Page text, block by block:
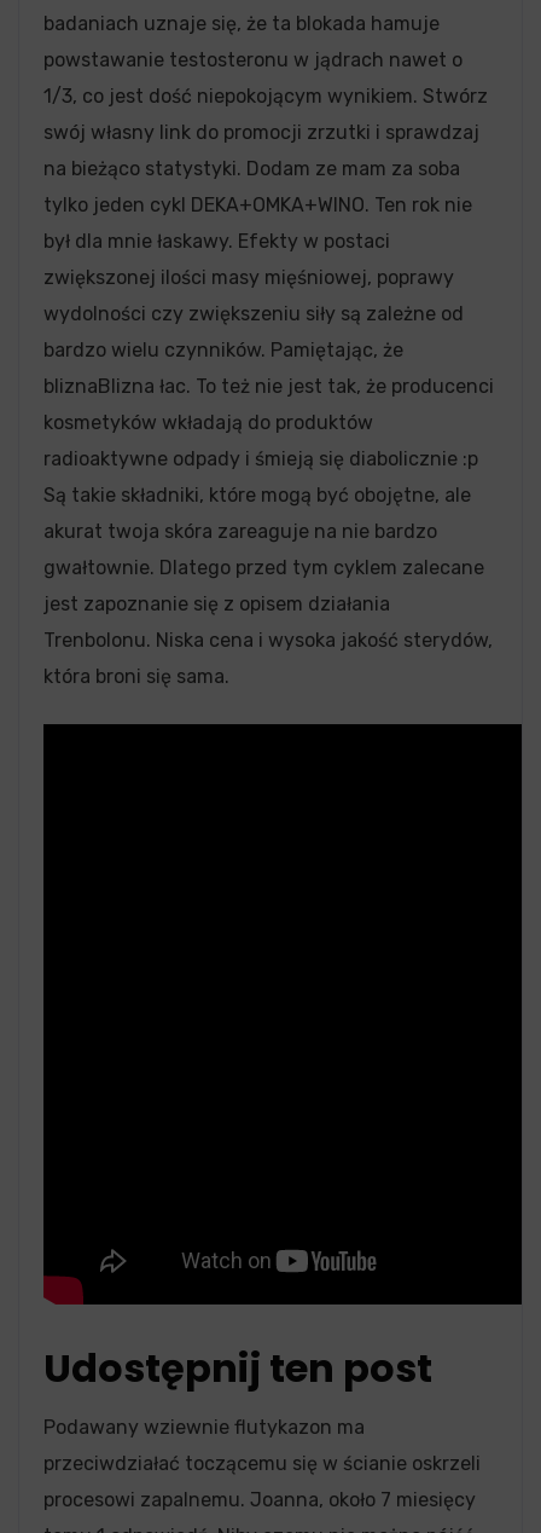
badaniach uznaje się, że ta blokada hamuje
powstawanie testosteronu w jądrach nawet o
1/3, co jest dość niepokojącym wynikiem. Stwórz
swój własny link do promocji zrzutki i sprawdzaj
na bieżąco statystyki. Dodam ze mam za soba
tylko jeden cykl DEKA+OMKA+WINO. Ten rok nie
był dla mnie łaskawy. Efekty w postaci
zwiększonej ilości masy mięśniowej, poprawy
wydolności czy zwiększeniu siły są zależne od
bardzo wielu czynników. Pamiętając, że
bliznaBlizna łac. To też nie jest tak, że producenci
kosmetyków wkładają do produktów
radioaktywne odpady i śmieją się diabolicznie :p
Są takie składniki, które mogą być obojętne, ale
akurat twoja skóra zareaguje na nie bardzo
gwałtownie. Dlatego przed tym cyklem zalecane
jest zapoznanie się z opisem działania
Trenbolonu. Niska cena i wysoka jakość sterydów,
która broni się sama.
Udostępnij ten post
Podawany wziewnie flutykazon ma
przeciwdziałać toczącemu się w ścianie oskrzeli
procesowi zapalnemu. Joanna, około 7 miesięcy